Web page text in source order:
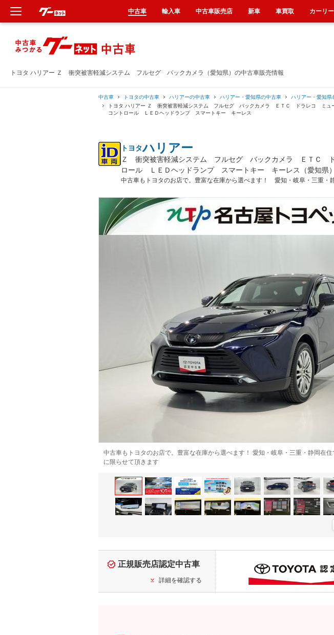
トヨタ ハリアー Ｚ 衝突被害軽減システム フルセグ バックカメラ（愛知県）の中古車販売情報
中古車 トヨタの中古車 ハリアーの中古車 ハリアー・愛知県の中古車
ハリアー・愛知県
トヨタ ハリアー Ｚ 衝突被害軽減システム フルセグ バックカメラ ＥＴＣ ドラレコ ミュ
コントロール ＬＥＤヘッドランプ スマートキー キーレス
トヨタハリアー
Ｚ 衝突被害軽減システム フルセグ バックカメラ ＥＴＣ
ロール ＬＥＤヘッドランプ スマートキー キーレス（愛知県）
中古車もトヨタのお店で。豊富な在庫から選べます！ 愛知・岐阜・三重・
中古車もトヨタのお店で。豊富な在庫から選べます！ 愛知・岐阜・三重・静岡在
に限らせて頂きます
正規販売店認定中古車
詳細を確認する
中古車 輸入車 中古車販売店 新車 車買取 カーリ
新車
中古車